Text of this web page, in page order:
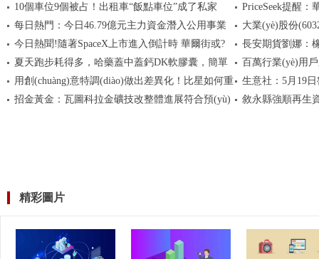
熱搜 為中非合作“全家
10個車位9個被占！出租車“飯點車位”成了私家
車“免費停車位”？丨融媒+督查
PriceSeek提醒：
分析
每日熱門：今日46.79億元主力資金潛入公用事業
(yè)
大業(yè)股份
今日熱聞!隨著SpaceX上市進入倒計時 華爾街或?
qū)⒄Q生新的“百億神話”！
長安期貨劉娜：
追漲|速遞
夏天跑步耗得多，哈藥蓋中蓋鈣DK軟膠囊，簡單
高效不添負擔(dān)
百萬行業(yè)用
產(chǎn)業(yè)垂
用創(chuàng)意特調(diào)做出差異化！比星如何重
新定義高質(zhì)平價精品咖啡新賽道
生意社：5月19
(tài)
招金黃金：瓦圖科拉金礦技改整體進展符合預(yù) 敘永縣強順再生
精彩圖片